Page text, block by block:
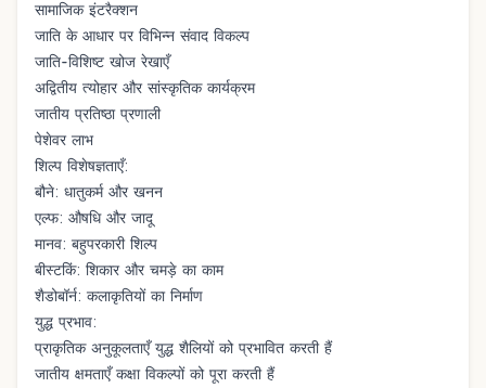
सामाजिक इंटरैक्शन
जाति के आधार पर विभिन्न संवाद विकल्प
जाति-विशिष्ट खोज रेखाएँ
अद्वितीय त्योहार और सांस्कृतिक कार्यक्रम
जातीय प्रतिष्ठा प्रणाली
पेशेवर लाभ
शिल्प विशेषज्ञताएँ:
बौने: धातुकर्म और खनन
एल्फ: औषधि और जादू
मानव: बहुपरकारी शिल्प
बीस्टकिं: शिकार और चमड़े का काम
शैडोबॉर्न: कलाकृतियों का निर्माण
युद्ध प्रभाव:
प्राकृतिक अनुकूलताएँ युद्ध शैलियों को प्रभावित करती हैं
जातीय क्षमताएँ कक्षा विकल्पों को पूरा करती हैं